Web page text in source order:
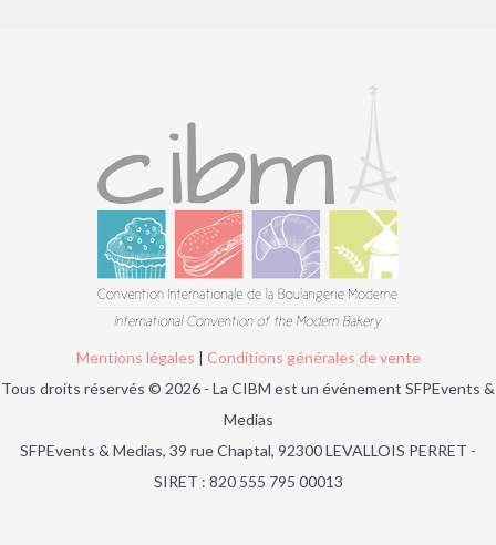
Mentions légales | Conditions générales de vente
Tous droits réservés © 2026 - La CIBM est un événement SFPEvents &
Medias
SFPEvents & Medias, 39 rue Chaptal, 92300 LEVALLOIS PERRET -
SIRET : 820 555 795 00013